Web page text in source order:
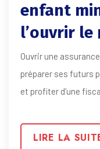
enfant
l’ouvrir
?
Ouvrir une
préparer ses futurs
et profiter d’une
LIRE LA